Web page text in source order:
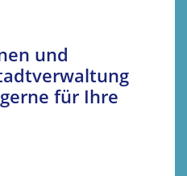
und
für Ihre